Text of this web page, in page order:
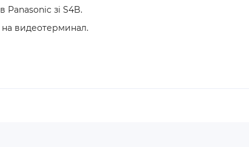
Panasonic зі S4B.
на видеотерминал.